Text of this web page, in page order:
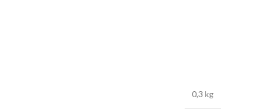
0,3 kg